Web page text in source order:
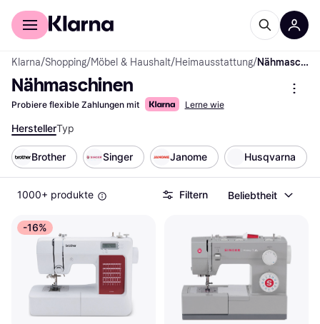
Für Shopper
Klarna/Shopping/Möbel & Haushalt/Heimausstattung/ Nähmaschinen
Nähmaschinen
Probiere flexible Zahlungen mit Lerne wie
HerstellerTyp
Brother Singer Janome Husqvarna
1000+ produkte Filtern Beliebtheit
-16%